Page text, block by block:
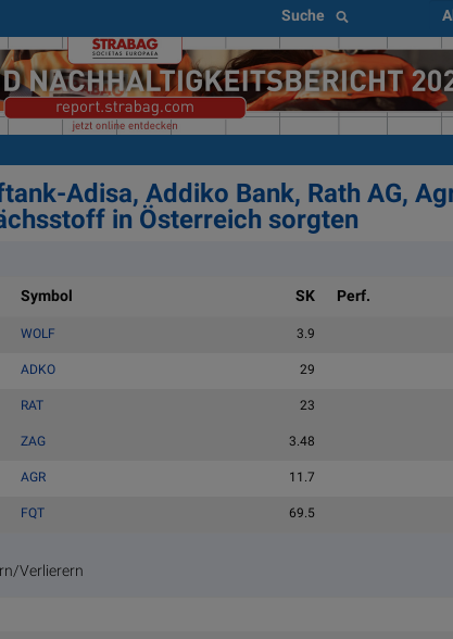
Suche
Adisa, Addiko Bank, Rath AG,
in Österreich sorgten
Symbol SK Perf.
WOLF 3.9
ADKO 29
RAT 23
ZAG 3.48
AGR 11.7
FQT 69.5
Verlierern